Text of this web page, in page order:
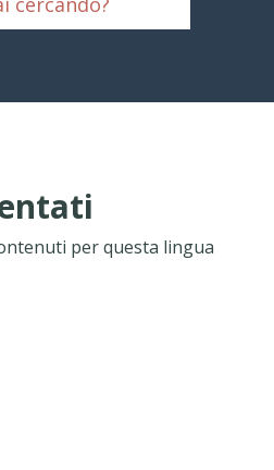
per questa lingua